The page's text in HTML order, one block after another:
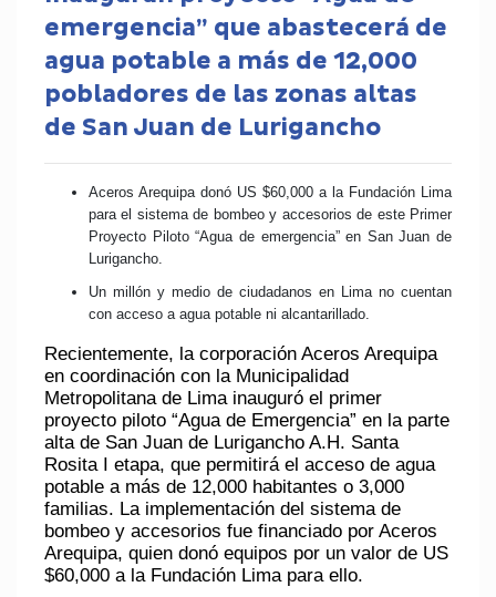
emergencia” que abastecerá de
agua potable a más de 12,000
pobladores de las zonas altas
de San Juan de Lurigancho
Aceros Arequipa donó US $60,000 a la Fundación Lima
para el sistema de bombeo y accesorios de este Primer
Proyecto Piloto “Agua de emergencia” en San Juan de
Lurigancho.
Un millón y medio de ciudadanos en Lima no cuentan
con acceso a agua potable ni alcantarillado.
Recientemente, la corporación Aceros Arequipa
en coordinación con la Municipalidad
Metropolitana de Lima inauguró el primer
proyecto piloto “Agua de Emergencia” en la parte
alta de San Juan de Lurigancho A.H. Santa
Rosita I etapa, que permitirá el acceso de agua
potable a más de 12,000 habitantes o 3,000
familias. La implementación del sistema de
bombeo y accesorios fue financiado por Aceros
Arequipa, quien donó equipos por un valor de US
$60,000 a la Fundación Lima para ello.